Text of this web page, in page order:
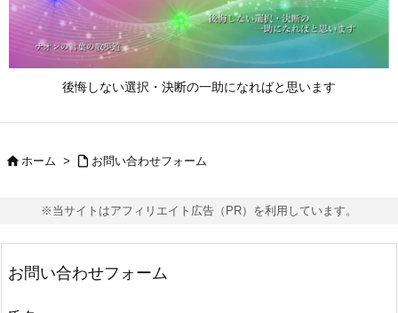
後悔しない選択・決断の一助になればと思います
メニュ

第八章 リーダーの心得
 ホーム >  お問い合わせフォーム
※当サイトはアフィリエイト広告（PR）を利用しています。
お問い合わせフォーム